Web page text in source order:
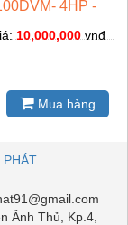
4HP -
10,000,000 vnđ
Mua hàng
PHÁT
Ảnh Thủ, Kp.4,